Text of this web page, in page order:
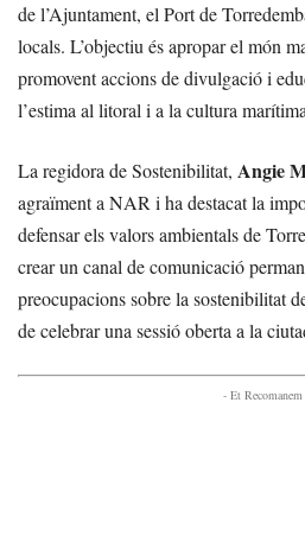
de l’Ajuntament, el Port de
locals. L’objectiu és apropar el món
promovent accions de divulgació i
l’estima al litoral i a la cultura
La regidora de Sostenibilitat, Angie
agraïment a NAR i ha destacat la
defensar els valors ambientals de
crear un canal de comunicació
preocupacions sobre la sostenibilitat
de celebrar una sessió oberta a la
- Et Recomanem